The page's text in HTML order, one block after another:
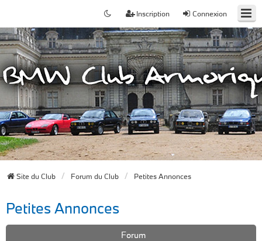
Connexion
Inscription
Site du Club Forum du Club Petites Annonces
Petites Annonces
Forum